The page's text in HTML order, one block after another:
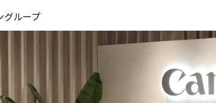
グループ